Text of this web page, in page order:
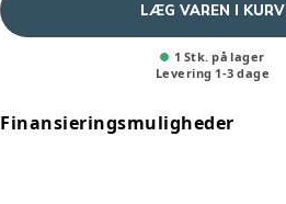
LÆG VAREN I KURV
1 Stk. på lager
Levering 1-3 dage
Finansieringsmuligheder